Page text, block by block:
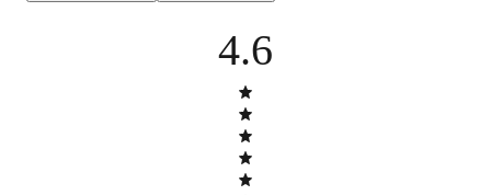
4.6